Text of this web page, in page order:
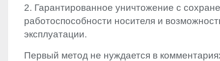
2. Гарантированное уничтожение с
работоспособности носителя и
эксплуатации.
Первый метод не нуждается в